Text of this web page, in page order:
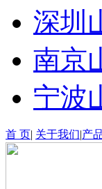
深圳
南京
宁波
首 页| 关于我们|产